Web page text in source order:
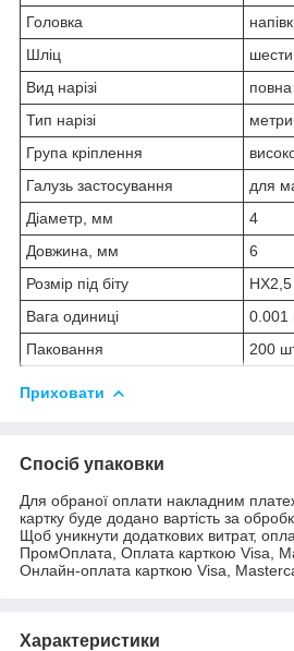
Головка
Шліц
Вид нарізі
повна
Тип нарізі
Група кріплення
Галузь застосування
для
Діаметр, мм
4
Довжина, мм
6
Розмір під біту
HX2,5
Вага одиниці
0.001
Паковання
200
Приховати
Спосіб упаковки
Для обраної оплати накладним
картку буде додано вартість за
Щоб уникнути додаткових витрат,
ПромОплата, Оплата карткою Visa,
Онлайн-оплата карткою Visa,
Характеристики